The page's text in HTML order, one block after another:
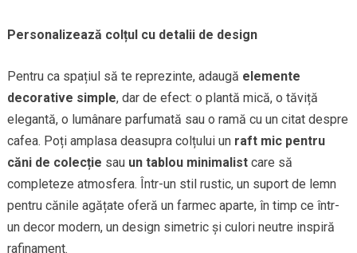
Personalizează colțul cu detalii de design
Pentru ca spațiul să te reprezinte, adaugă elemente
decorative simple, dar de efect: o plantă mică, o tăviță
elegantă, o lumânare parfumată sau o ramă cu un citat despre
cafea. Poți amplasa deasupra colțului un raft mic pentru
căni de colecție sau un tablou minimalistcare să
completeze atmosfera. Într-un stil rustic, un suport de lemn
pentru cănile agățate oferă un farmec aparte, în timp ce într-
un decor modern, un design simetric și culori neutre inspiră
rafinament.